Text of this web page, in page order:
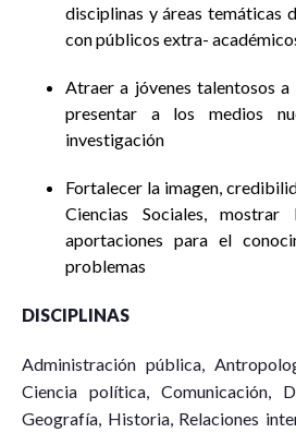
disciplinas y áreas temáticas
con públicos extra-
Atraer a jóvenes talentosos a
presentar a los medios
investigación
Fortalecer la imagen,
Ciencias Sociales,
aportaciones para el
problemas
DISCIPLINAS
Administración pública,
Ciencia política, Comunicación,
Geografía, Historia, Relaciones